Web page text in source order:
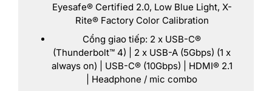
Eyesafe® Certified 2.0, Low Blue Light, X-
Rite® Factory Color Calibration
Cổng giao tiếp: 2 x USB-C®
(Thunderbolt™ 4) | 2 x USB-A (5Gbps) (1 x
always on) | USB-C® (10Gbps) | HDMI® 2.1
| Headphone / mic combo